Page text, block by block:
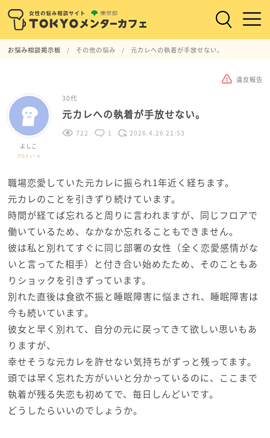
お悩み相談掲示板 その他の悩み 元カレへの執着が手放せない。
違反報告
よしこ
プロフィール
30代
元カレへの執着が手放せない。
722 1 2026.4.26 21:53
職場恋愛していた元カレに振られ1年近く経ちます。
元カレのことを引きずり続けています。
時間が経てば忘れると周りに言われますが、同じフロアで
働いているため、なかなか忘れることもできません。
彼は私と別れてすぐに同じ部署の女性（全く恋愛感情がな
いと言ってた相手）と付き合い始めたため、そのこともあ
りショックを引きずっています。
別れた直後は食欲不振と睡眠障害に悩まされ、睡眠障害は
今も続いています。
彼女と早く別れて、自分の元に戻ってきて欲しい思いもあ
りますが、
幸せそうな元カレを許せない気持ちがずっと残ってます。
頭では早く忘れた方がいいと分かっているのに、ここまで
執着が残る失恋も初めてで、毎日しんどいです。
どうしたらいいのでしょうか。